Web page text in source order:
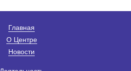
Главная
О Центре
Новости